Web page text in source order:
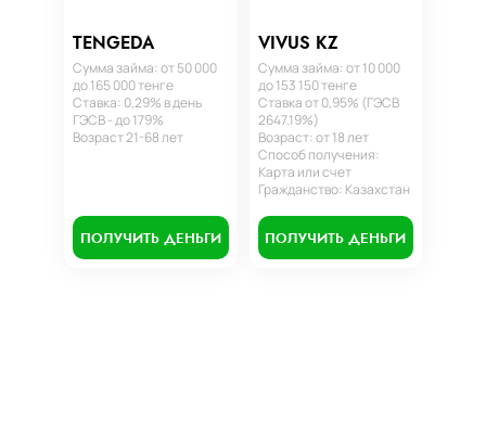
TENGEDA
Сумма займа: от 50 000
до 165 000 тенге
Ставка: 0,29% в день
ГЭСВ - до 179%
Возраст 21-68 лет
ПОЛУЧИТЬ ДЕНЬГИ
VIVUS KZ
Сумма займа: от 10 000
до 153 150 тенге
Ставка от 0,95% (ГЭСВ
2647.19%)
Возраст: от 18 лет
Способ получения:
Карта или счет
Гражданство: Казахстан
ПОЛУЧИТЬ ДЕНЬГИ